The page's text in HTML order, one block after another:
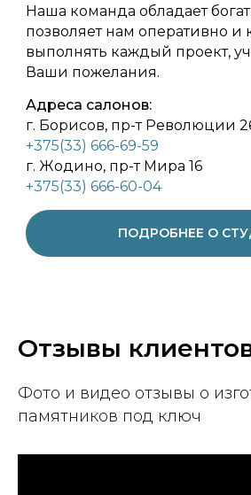
Наша команда обладает
позволяет нам оперативно и
выполнять каждый проект,
Ваши пожелания.
Адреса салонов:
г. Борисов, пр-т Революции
+375(33) 666-69-59
г. Жодино, пр-т Мира 16
+375(33) 666-60-04
ПОДРОБНЕЕ О
Отзывы
Фото и видео отзывы о
памятников под ключ